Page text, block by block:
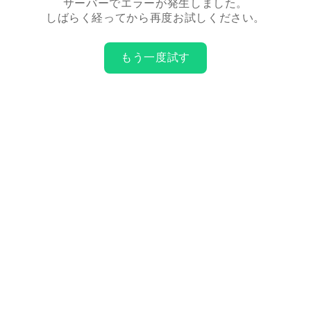
サーバーでエラーが発生しました。
しばらく経ってから再度お試しください。
もう一度試す